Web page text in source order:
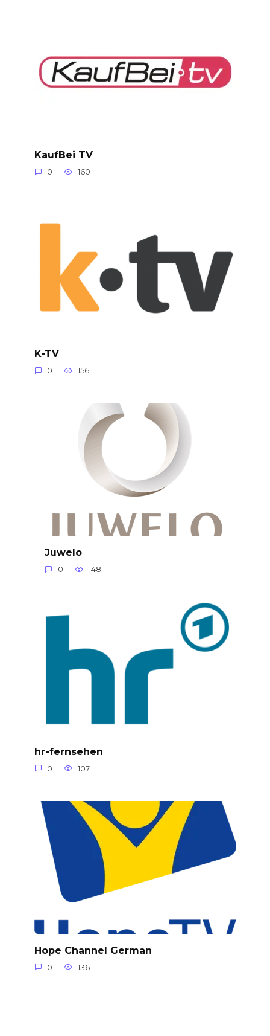
KaufBei TV
0 160
K-TV
0 156
Juwelo
0 148
hr-fernsehen
0 107
Hope Channel German
0 136